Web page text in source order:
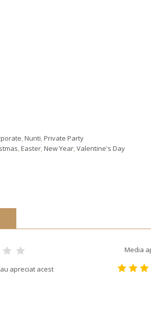
,Nunti,Private Party
,Easter,New Year,Valentine's Day
au apreciat acest
Media